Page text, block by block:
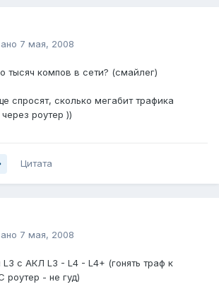
7 мая, 2008
тысяч компов в сети? (смайлег)
спросят, сколько мегабит трафика
роутер ))
Цитата
7 мая, 2008
с АКЛ L3 - L4 - L4+ (гонять траф к
роутер - не гуд)